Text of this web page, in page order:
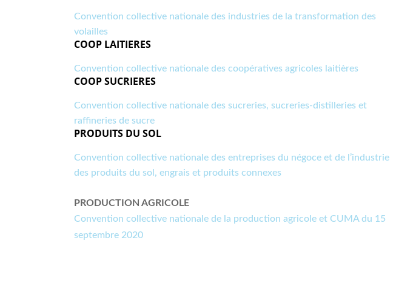
Convention collective nationale des industries de la transformation des
volailles
COOP LAITIERES
Convention collective nationale des coopératives agricoles laitières
COOP SUCRIERES
Convention collective nationale des sucreries, sucreries-distilleries et
raffineries de sucre
PRODUITS DU SOL
Convention collective nationale des entreprises du négoce et de l’industrie
des produits du sol, engrais et produits connexes
PRODUCTION AGRICOLE
Convention collective nationale de la production agricole et CUMA du 15
septembre 2020